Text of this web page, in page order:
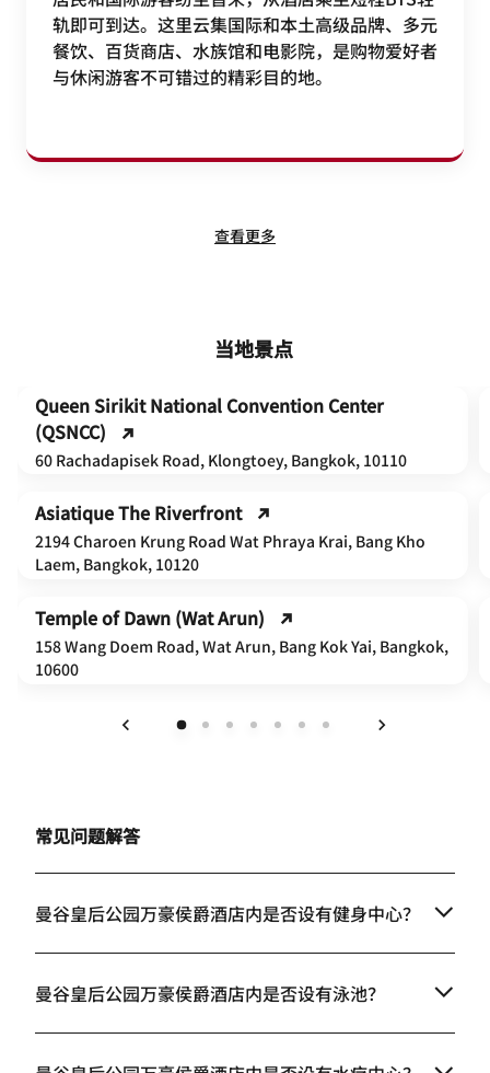
轨即可到达。这里云集国际和本土高级品牌、多元
餐饮、百货商店、水族馆和电影院，是购物爱好者
与休闲游客不可错过的精彩目的地。
查看更多
当地景点
Queen Sirikit National Convention Center
(QSNCC)
60 Rachadapisek Road, Klongtoey, Bangkok, 10110
Asiatique The Riverfront
2194 Charoen Krung Road Wat Phraya Krai, Bang Kho
Laem, Bangkok, 10120
Temple of Dawn (Wat Arun)
158 Wang Doem Road, Wat Arun, Bang Kok Yai, Bangkok,
10600
常见问题解答
曼谷皇后公园万豪侯爵酒店内是否设有健身中心？
曼谷皇后公园万豪侯爵酒店内是否设有泳池？